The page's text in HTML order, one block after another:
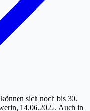
sich noch bis 30.
14.06.2022. Auch in